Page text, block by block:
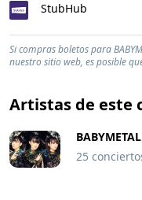
StubHub
Si compras boletos para
nuestro sitio web, es posible
Artistas de este
BABYMETAL
25